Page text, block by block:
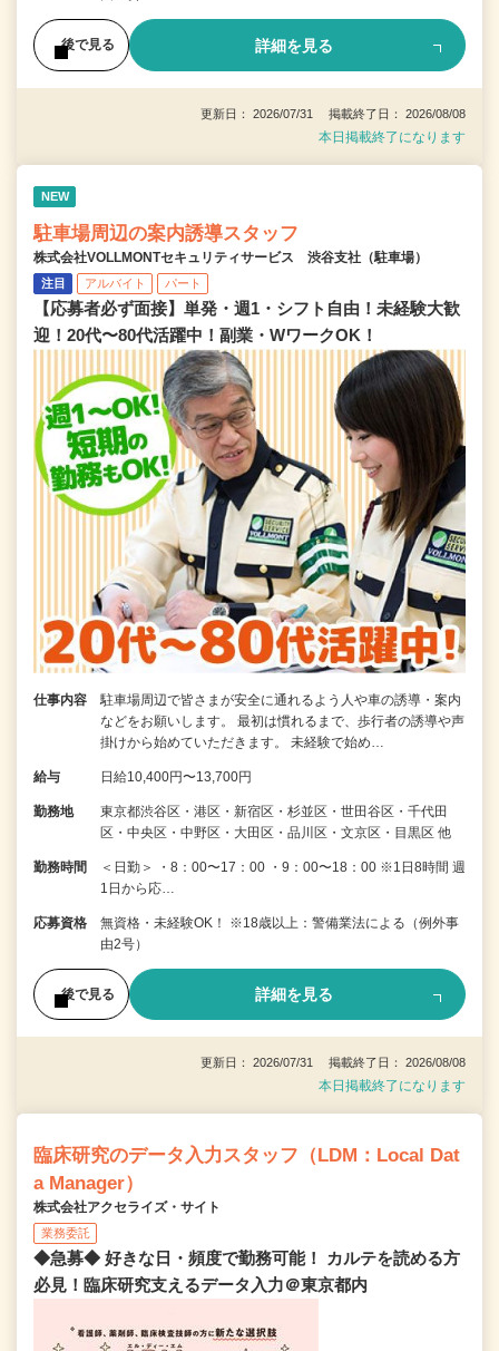
後で見る 詳細を見る
更新日： 2026/07/31 掲載終了日： 2026/08/08
本日掲載終了になります
NEW
駐車場周辺の案内誘導スタッフ
株式会社VOLLMONTセキュリティサービス 渋谷支社（駐車場）
注目 アルバイト パート
【応募者必ず面接】単発・週1・シフト自由！未経験大歓
迎！20代〜80代活躍中！副業・WワークOK！
仕事内容
駐車場周辺で皆さまが安全に通れるよう人や車の誘導・案内
などをお願いします。 最初は慣れるまで、歩行者の誘導や声
掛けから始めていただきます。 未経験で始め…
給与 日給10,400円〜13,700円
勤務地
東京都渋谷区・港区・新宿区・杉並区・世田谷区・千代田
区・中央区・中野区・大田区・品川区・文京区・目黒区 他
勤務時間
＜日勤＞ ・8：00〜17：00 ・9：00〜18：00 ※1日8時間 週
1日から応…
応募資格
無資格・未経験OK！ ※18歳以上：警備業法による（例外事
由2号）
後で見る 詳細を見る
更新日： 2026/07/31 掲載終了日： 2026/08/08
本日掲載終了になります
臨床研究のデータ入力スタッフ（LDM：Local Dat
a Manager）
株式会社アクセライズ・サイト
業務委託
◆急募◆ 好きな日・頻度で勤務可能！ カルテを読める方
必見！臨床研究支えるデータ入力＠東京都内